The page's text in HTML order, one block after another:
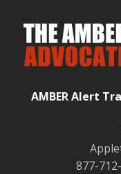
AMBER Alert
877-